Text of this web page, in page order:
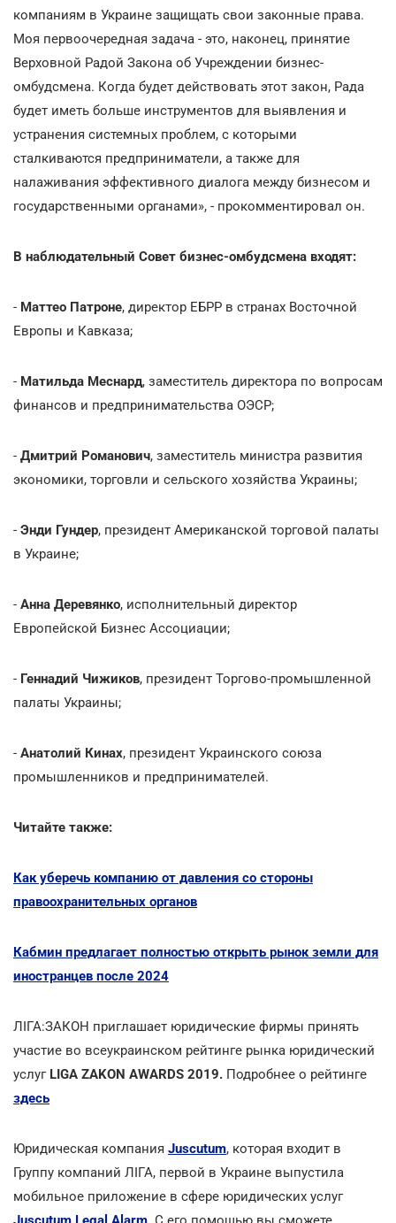
компаниям в Украине защищать свои законные права.
Моя первоочередная задача - это, наконец, принятие
Верховной Радой Закона об Учреждении бизнес-
омбудсмена. Когда будет действовать этот закон, Рада
будет иметь больше инструментов для выявления и
устранения системных проблем, с которыми
сталкиваются предприниматели, а также для
налаживания эффективного диалога между бизнесом и
государственными органами», - прокомментировал он.
В наблюдательный Совет бизнес-омбудсмена входят:
- Маттео Патроне, директор ЕБРР в странах Восточной
Европы и Кавказа;
- Матильда Меснард, заместитель директора по вопросам
финансов и предпринимательства ОЭСР;
- Дмитрий Романович, заместитель министра развития
экономики, торговли и сельского хозяйства Украины;
- Энди Гундер, президент Американской торговой палаты
в Украине;
- Анна Деревянко, исполнительный директор
Европейской Бизнес Ассоциации;
- Геннадий Чижиков, президент Торгово-промышленной
палаты Украины;
- Анатолий Кинах, президент Украинского союза
промышленников и предпринимателей.
Читайте также:
Как уберечь компанию от давления со стороны
правоохранительных органов
Кабмин предлагает полностью открыть рынок земли для
иностранцев после 2024
ЛІГА:ЗАКОН приглашает юридические фирмы принять
участие во всеукраинском рейтинге рынка юридический
услугLIGA ZAKON AWARDS 2019. Подробнее о рейтинге
здесь
Юридическая компания Juscutum, которая входит в
Группу компаний ЛІГА, первой в Украине выпустила
мобильное приложение в сфере юридических услуг